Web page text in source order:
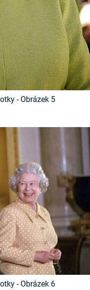
- Obrázek 5
- Obrázek 6